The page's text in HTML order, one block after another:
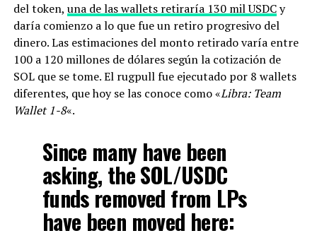
del token, una de las wallets retiraría 130 mil USDCy
daría comienzo a lo que fue un retiro progresivo del
dinero. Las estimaciones del monto retirado varía entre
100 a 120 millones de dólares según la cotización de
SOL que se tome. El rugpull fue ejecutado por 8 wallets
diferentes, que hoy se las conoce como «Libra: Team
Wallet 1-8«.
Since many have been
asking, the SOL/USDC
funds removed from LPs
have been moved here: